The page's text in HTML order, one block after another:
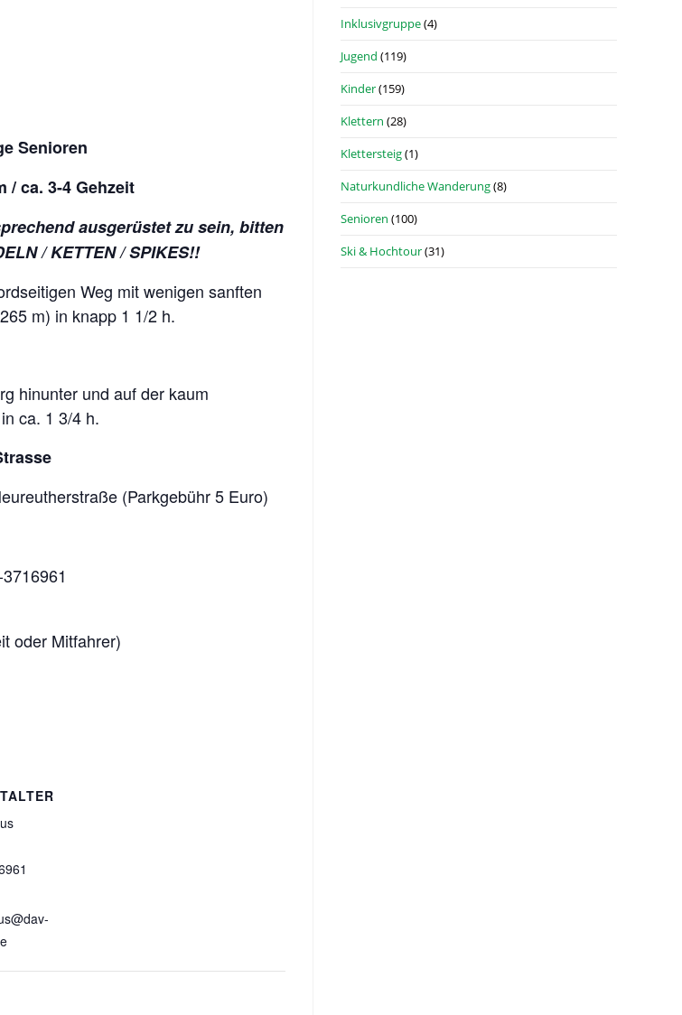
Senioren
/ ca. 3-4 Gehzeit
ausgerüstet zu sein, bitten
/ KETTEN / SPIKES!!
Weg mit wenigen sanften
m) in knapp 1 1/2 h.
hinunter und auf der kaum
ca. 1 3/4 h.
(Parkgebühr 5 Euro)
oder Mitfahrer)
Inklusivgruppe(4)
Jugend (119)
Kinder(159)
Klettern (28)
Klettersteig(1)
Naturkundliche Wanderung(8)
Senioren (100)
Ski & Hochtour(31)